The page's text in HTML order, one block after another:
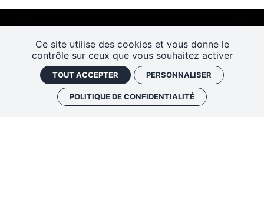
Ce site utilise des cookies et vous donne le
contrôle sur ceux que vous souhaitez activer
TOUT ACCEPTER PERSONNALISER
POLITIQUE DE CONFIDENTIALITÉ